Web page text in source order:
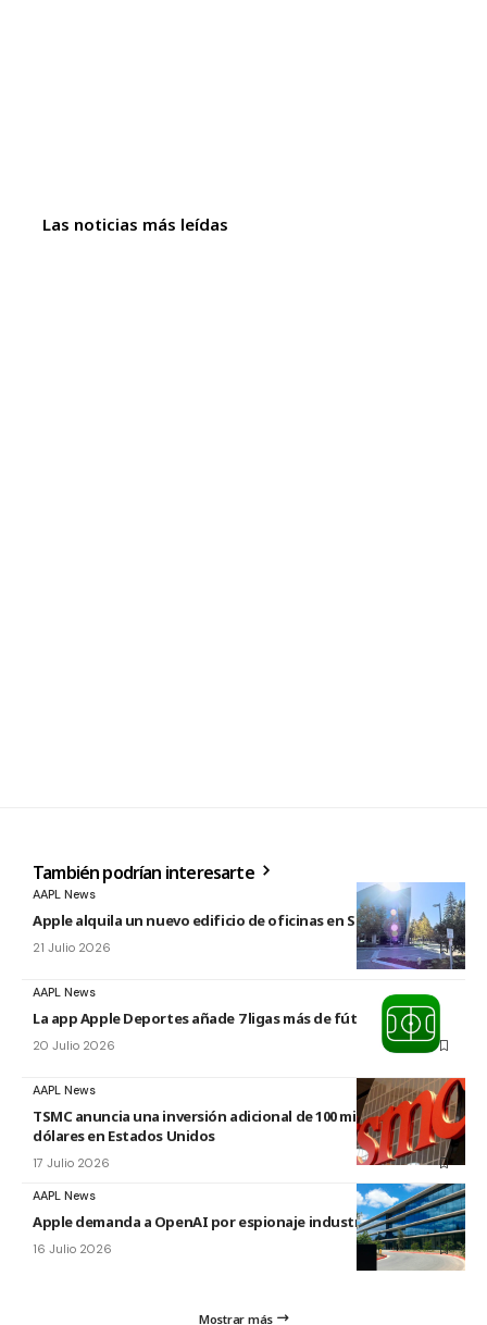
Las noticias más leídas
También podrían interesarte
AAPL News
Apple alquila un nuevo edificio de oficinas en Sunnyvale
21 Julio 2026
AAPL News
La app Apple Deportes añade 7 ligas más de fútbol
20 Julio 2026
AAPL News
TSMC anuncia una inversión adicional de 100 mil millones de
dólares en Estados Unidos
17 Julio 2026
AAPL News
Apple demanda a OpenAI por espionaje industrial
16 Julio 2026
Mostrar más